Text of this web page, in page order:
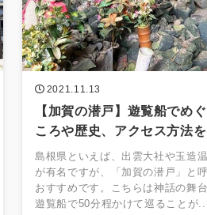
2021.11.13
【加賀の潜戸】遊覧船でめ
ころや歴史、アクセス方法
島根県といえば、出雲大社や玉造
が有名ですが、「加賀の潜戸」と
おすすめです。こちらは神話の舞
遊覧船で50分程かけて巡ることが...